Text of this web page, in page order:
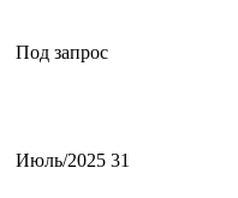
Под запрос
Июль/2025 31